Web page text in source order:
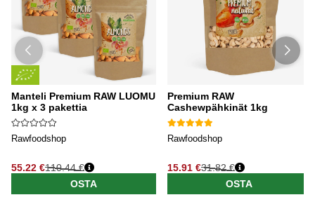
Manteli Premium RAW LUOMU
1kg x 3 pakettia
Rawfoodshop
55.22 €110.44 €
OSTA
Premium RAW
Cashewpähkinät 1kg
Rawfoodshop
15.91 €31.82 €
OSTA